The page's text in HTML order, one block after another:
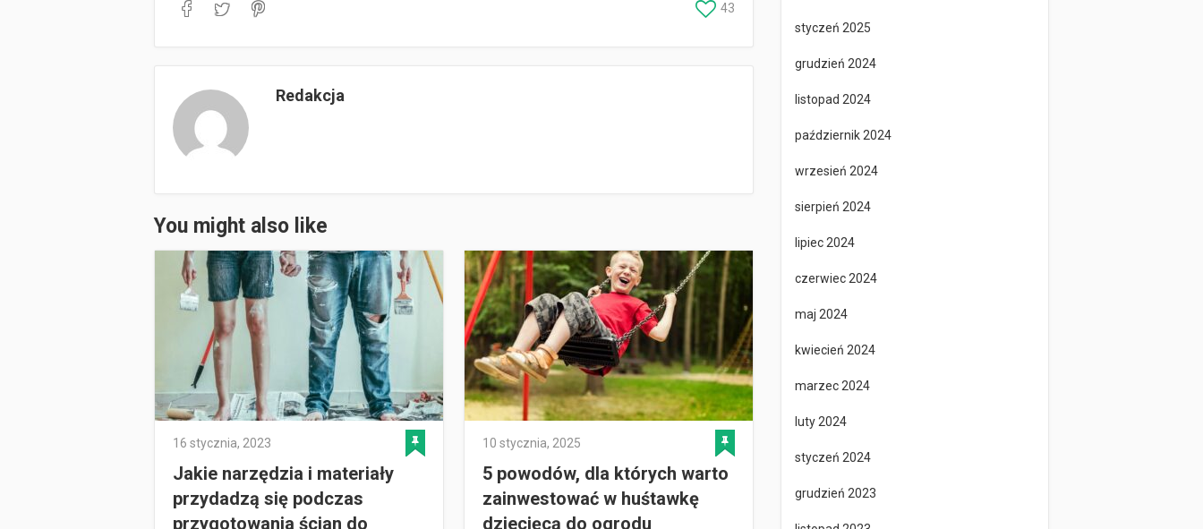
43
Redakcja
You might also like
16 stycznia, 2023
Jakie narzędzia i materiały
przydadzą się podczas
przygotowania ścian do
10 stycznia, 2025
5 powodów, dla których warto
zainwestować w huśtawkę
dziecięcą do ogrodu
styczeń 2025
grudzień 2024
listopad 2024
październik 2024
wrzesień 2024
sierpień 2024
lipiec 2024
czerwiec 2024
maj 2024
kwiecień 2024
marzec 2024
luty 2024
styczeń 2024
grudzień 2023